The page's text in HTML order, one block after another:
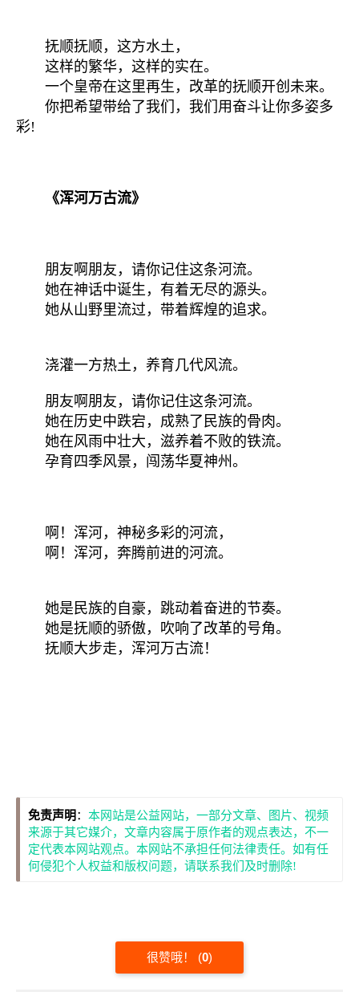
抚顺抚顺，这方水土，
这样的繁华，这样的实在。
一个皇帝在这里再生，改革的抚顺开创未来。
你把希望带给了我们，我们用奋斗让你多姿多
彩!
《浑河万古流》
朋友啊朋友，请你记住这条河流。
她在神话中诞生，有着无尽的源头。
她从山野里流过，带着辉煌的追求。
浇灌一方热土，养育几代风流。
朋友啊朋友，请你记住这条河流。
她在历史中跌宕，成熟了民族的骨肉。
她在风雨中壮大，滋养着不败的铁流。
孕育四季风景，闯荡华夏神州。
啊！浑河，神秘多彩的河流，
啊！浑河，奔腾前进的河流。
她是民族的自豪，跳动着奋进的节奏。
她是抚顺的骄傲，吹响了改革的号角。
抚顺大步走，浑河万古流！
免责声明 ： 本网站是公益网站，一部分文章、图片、视频
来源于其它媒介，文章内容属于原作者的观点表达，不一
定代表本网站观点。本网站不承担任何法律责任。如有任
何侵犯个人权益和版权问题，请联系我们及时删除!
很赞哦！ (0)